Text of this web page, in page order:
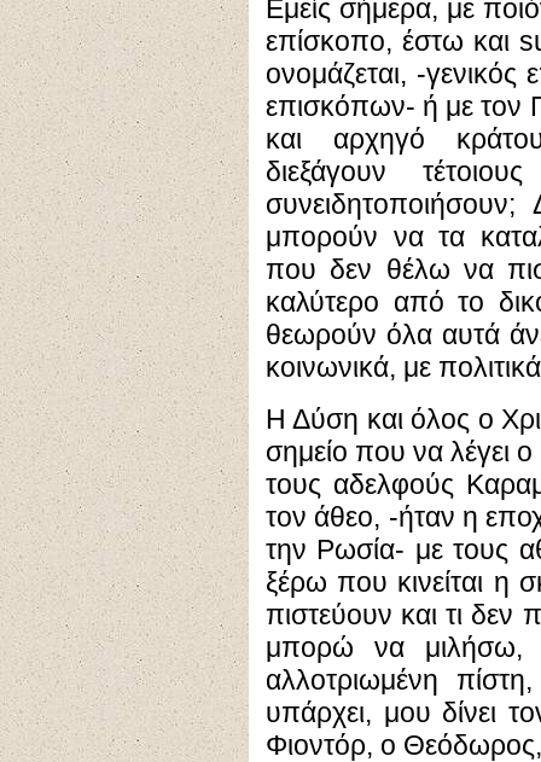
Εμείς σήμερα, με
επίσκοπο, έστω και
ονομάζεται, -
επισκόπων- ή με τον
και αρχηγό
διεξάγουν
μπορούν να τα
που δεν θέλω να
καλύτερο από το
θεωρούν όλα αυτά
κοινωνικά, με
Η Δύση και όλος ο
σημείο που να λέγει
τους αδελφούς
τον άθεο, -ήταν η
την Ρωσία- με τους
ξέρω που κινείται η
πιστεύουν και τι
μπορώ να μιλήσω,
αλλοτριωμένη
υπάρχει, μου δίνει
Φιοντόρ, ο